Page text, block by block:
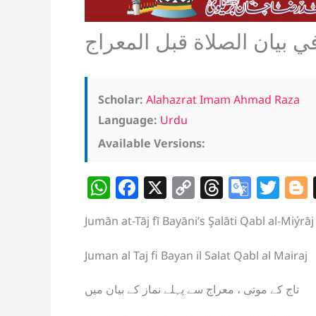
بيان الصلاة قبل المعراج
Scholar: Alahazrat Imam Ahmad Raza
Language: Urdu
Available Versions:
W
at
s
A
p
F
a
c
e
b
o
X C
o
p
y
n
T
h
re
a
s
G
o
o
gl
Tr
T
w
itt
er
o
g
Jumān at-Tāj fī Bayāni’s Şalāti Qabl al-Miýrāj
Juman al Taj fi Bayan il Salat Qabl al Mairaj
تاج کے موتی ، معراج سے پہلے نماز کے بیان میں